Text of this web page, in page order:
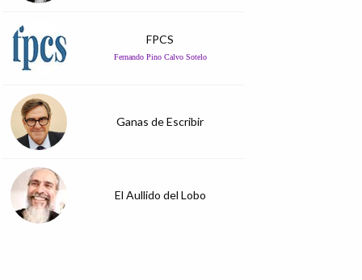
FPCS
Fernando Pino Calvo Sotelo
Ganas de Escribir
El Aullido del Lobo